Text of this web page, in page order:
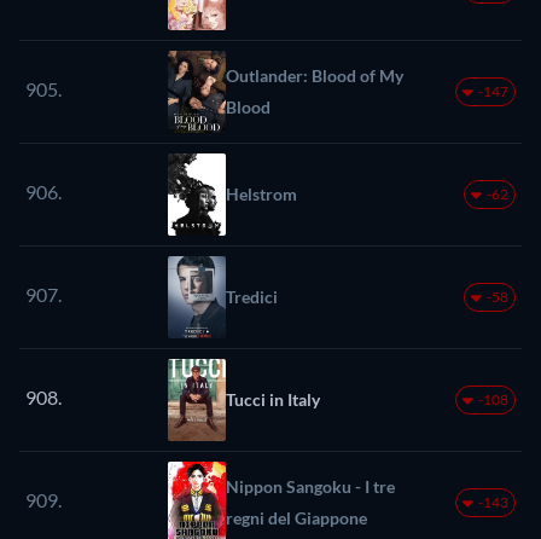
905.
Outlander: Blood of My
Blood
-147
906. Helstrom -62
907. Tredici -58
908. Tucci in Italy -108
909.
Nippon Sangoku - I tre
regni del Giappone
-143